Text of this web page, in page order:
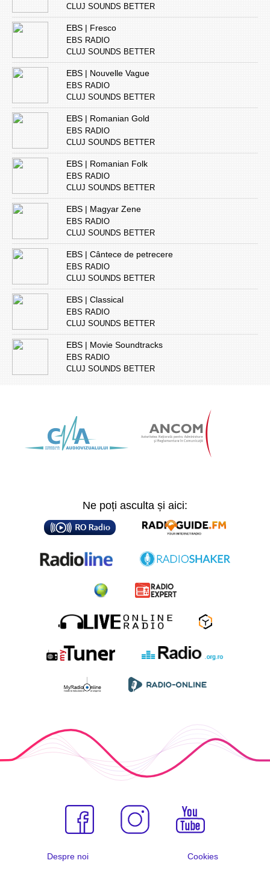
CLUJ SOUNDS BETTER
EBS | Fresco
EBS RADIO
CLUJ SOUNDS BETTER
EBS | Nouvelle Vague
EBS RADIO
CLUJ SOUNDS BETTER
EBS | Romanian Gold
EBS RADIO
CLUJ SOUNDS BETTER
EBS | Romanian Folk
EBS RADIO
CLUJ SOUNDS BETTER
EBS | Magyar Zene
EBS RADIO
CLUJ SOUNDS BETTER
EBS | Cântece de petrecere
EBS RADIO
CLUJ SOUNDS BETTER
EBS | Classical
EBS RADIO
CLUJ SOUNDS BETTER
EBS | Movie Soundtracks
EBS RADIO
CLUJ SOUNDS BETTER
Ne poți asculta și aici:
Despre noi
Cookies